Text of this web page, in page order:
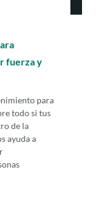
fuerza y
para
todo si tus
de la
ayuda a